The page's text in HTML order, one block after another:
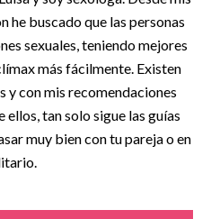
he buscado que las personas
sexuales, teniendo mejores
más fácilmente. Existen
y con mis recomendaciones
tan solo sigue las guías
muy bien con tu pareja o en